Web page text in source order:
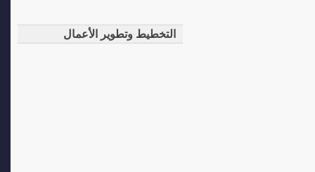
التخطيط وتطوير الأعمال